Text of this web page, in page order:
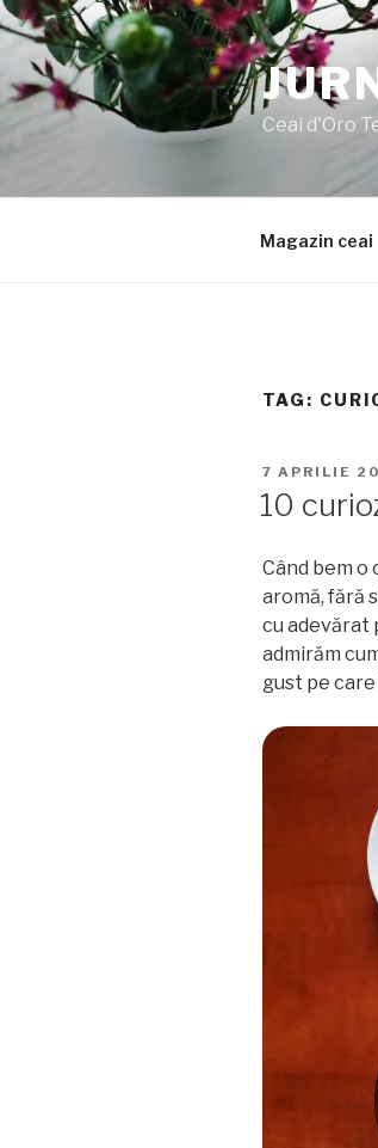
Sari
la
conținut
Ceai d'Oro
Magazin ceai
TAG:
PUBLICAT
7 APRILIE
10
Când bem
aromă, fără
cu adevărat
admirăm
gust pe care